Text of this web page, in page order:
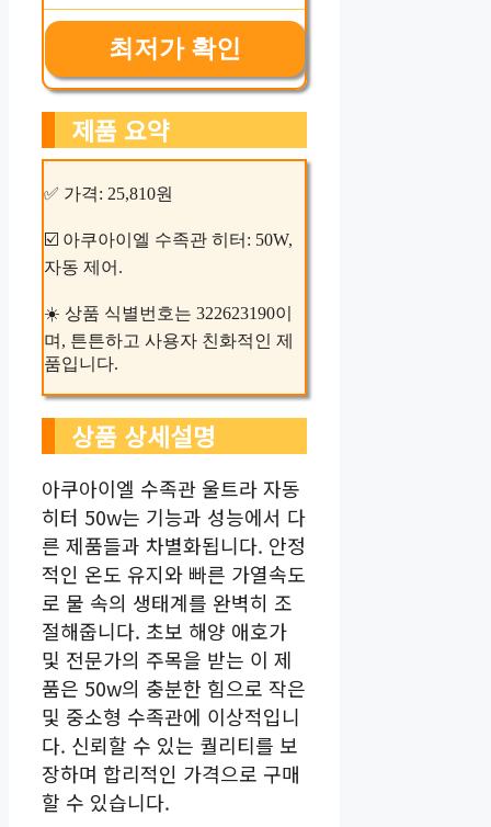
최저가 확인
제품 요약
✅ 가격: 25,810원
☑️ 아쿠아이엘 수족관 히터: 50W,
자동 제어.
☀️ 상품 식별번호는 322623190이
며, 튼튼하고 사용자 친화적인 제
품입니다.
상품 상세설명
아쿠아이엘 수족관 울트라 자동
히터 50w는 기능과 성능에서 다
른 제품들과 차별화됩니다. 안정
적인 온도 유지와 빠른 가열속도
로 물 속의 생태계를 완벽히 조
절해줍니다. 초보 해양 애호가
및 전문가의 주목을 받는 이 제
품은 50w의 충분한 힘으로 작은
및 중소형 수족관에 이상적입니
다. 신뢰할 수 있는 퀄리티를 보
장하며 합리적인 가격으로 구매
할 수 있습니다.